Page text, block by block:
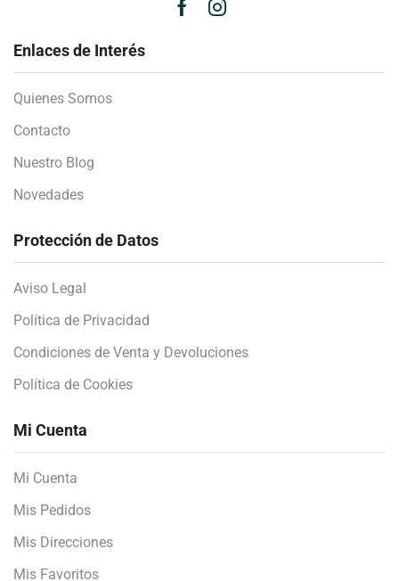
Enlaces de Interés
Quienes Somos
Contacto
Nuestro Blog
Novedades
Protección de Datos
Aviso Legal
Política de Privacidad
Condiciones de Venta y Devoluciones
Política de Cookies
Mi Cuenta
Mi Cuenta
Mis Pedidos
Mis Direcciones
Mis Favoritos